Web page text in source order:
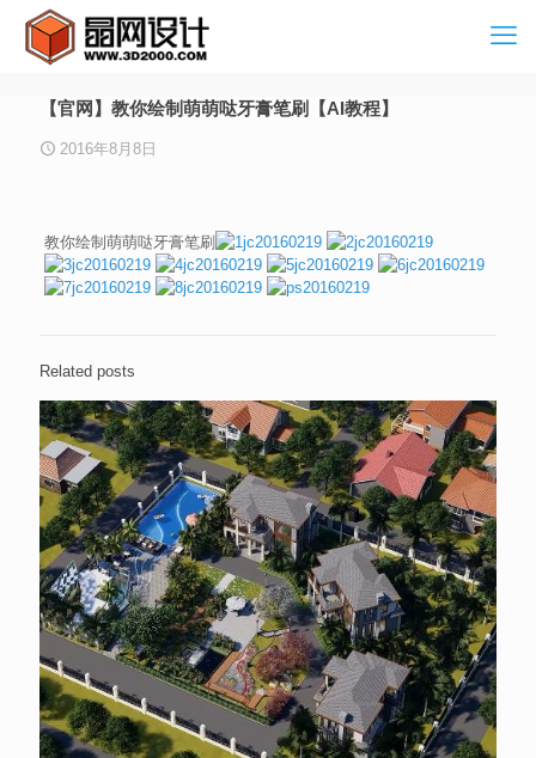
【官网】教你绘制萌萌哒牙膏笔刷【AI教程】
2016年8月8日
教你绘制萌萌哒牙膏笔刷
Related posts